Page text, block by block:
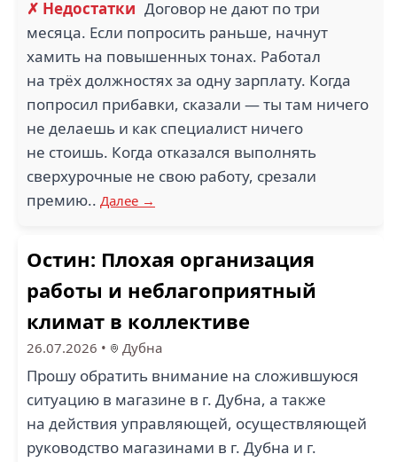
✗ Недостатки Договор не дают по три
месяца. Если попросить раньше, начнут
хамить на повышенных тонах. Работал
на трёх должностях за одну зарплату. Когда
попросил прибавки, сказали — ты там ничего
не делаешь и как специалист ничего
не стоишь. Когда отказался выполнять
сверхурочные не свою работу, срезали
премию.. Далее →
Остин: Плохая организация
работы и неблагоприятный
климат в коллективе
26.07.2026 • Дубна
Прошу обратить внимание на сложившуюся
ситуацию в магазине в г. Дубна, а также
на действия управляющей, осуществляющей
руководство магазинами в г. Дубна и г.